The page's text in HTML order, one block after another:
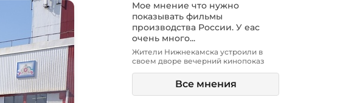
Мое мнение что нужно
показывать фильмы
производства России. У еас
очень много...
Жители Нижнекамска устроили в
своем дворе вечерний кинопоказ
Все мнения